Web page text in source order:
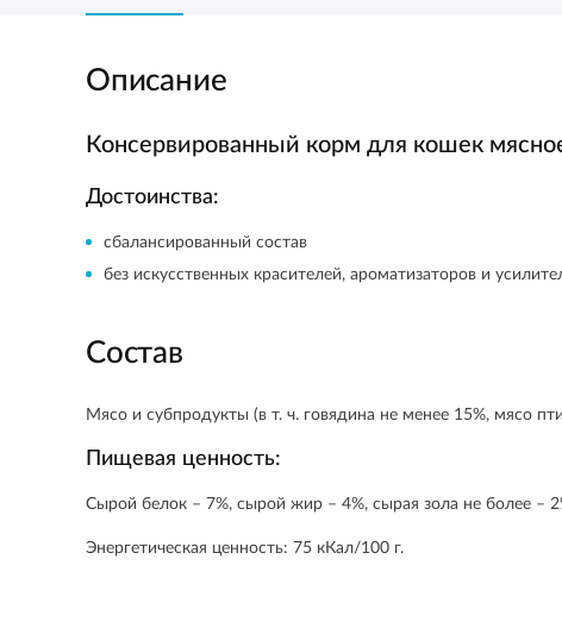
Описание
Консервированный корм для кошек
Достоинства:
сбалансированный состав
без искусственных красителей, ароматизаторов и
Состав
Мясо и субпродукты (в т. ч. говядина не менее 15%, мясо
Пищевая ценность:
Сырой белок – 7%, сырой жир – 4%, сырая зола не более –
Энергетическая ценность: 75 кКал/100 г.